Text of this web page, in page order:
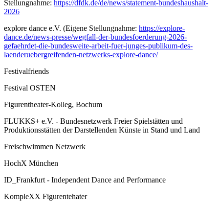
Stellungnahme: https://dfdk.de/de/news/statement-bundeshaushalt-
2026
explore dance e.V. (Eigene Stellungnahme: https://explore-
dance.de/news-presse/wegfall-der-bundesfoerderung-2026-
gefaehrdet-die-bundesweite-arbeit-fuer-junges-publikum-des-
laenderuebergreifenden-netzwerks-explore-dance/
Festivalfriends
Festival OSTEN
Figurentheater-Kolleg, Bochum
FLUKKS+ e.V. - Bundesnetzwerk Freier Spielstätten und
Produktionsstätten der Darstellenden Künste in Stand und Land
Freischwimmen Netzwerk
HochX München
ID_Frankfurt - Independent Dance and Performance
KompleXX Figurentehater